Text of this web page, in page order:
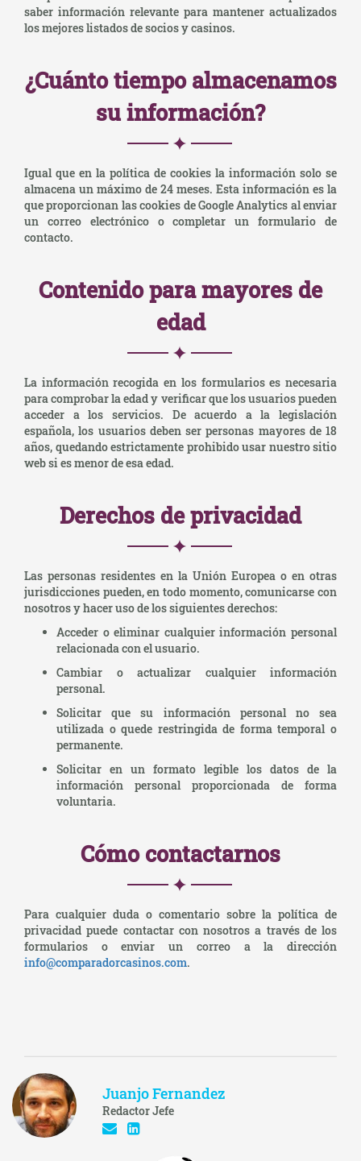
saber información relevante para mantener actualizados
los mejores listados de socios y casinos.
¿Cuánto tiempo almacenamos
su información?
Igual que en la política de cookies la información solo se
almacena un máximo de 24 meses. Esta información es la
que proporcionan las cookies de Google Analytics al enviar
un correo electrónico o completar un formulario de
contacto.
Contenido para mayores de
edad
La información recogida en los formularios es necesaria
para comprobar la edad y verificar que los usuarios pueden
acceder a los servicios. De acuerdo a la legislación
española, los usuarios deben ser personas mayores de 18
años, quedando estrictamente prohibido usar nuestro sitio
web si es menor de esa edad.
Derechos de privacidad
Las personas residentes en la Unión Europea o en otras
jurisdicciones pueden, en todo momento, comunicarse con
nosotros y hacer uso de los siguientes derechos:
Acceder o eliminar cualquier información personal
relacionada con el usuario.
Cambiar o actualizar cualquier información
personal.
Solicitar que su información personal no sea
utilizada o quede restringida de forma temporal o
permanente.
Solicitar en un formato legible los datos de la
información personal proporcionada de forma
voluntaria.
Cómo contactarnos
Para cualquier duda o comentario sobre la política de
privacidad puede contactar con nosotros a través de los
formularios o enviar un correo a la dirección
info@comparadorcasinos.com.
Juanjo Fernandez
Redactor Jefe